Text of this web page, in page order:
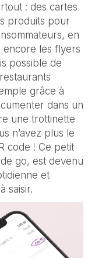
: des cartes
produits pour
en
encore les flyers
possible de
grâce à
dans un
une trottinette
n’avez plus le
code ! Ce petit
go, est devenu
et
saisir.